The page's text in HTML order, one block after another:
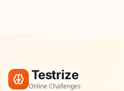
Testrize
Online Challenges